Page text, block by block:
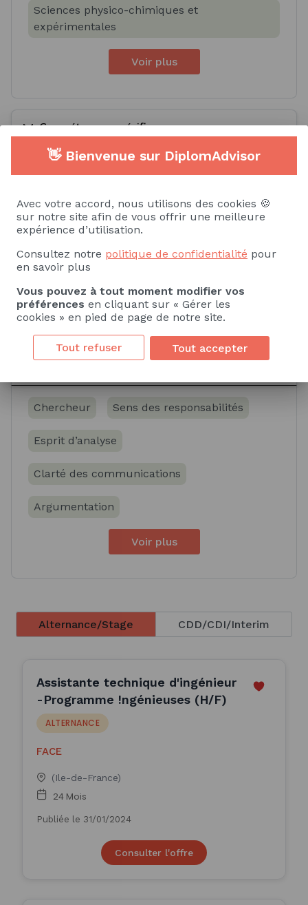
Sciences physico-chimiques et
expérimentales
Voir plus
Compétences spécifiques
Savoir-faire
Physiologie Toxicologie
Biologie moléculaire
Génétique
Voir plus
Chercheur Sens des responsabilités
Esprit d’analyse
Clarté des communications
Argumentation
Voir plus
Alternance/Stage CDD/CDI/Interim
Assistante technique d'ingénieur
-Programme !ngénieuses (H/F)
ALTERNANCE
FACE
(Ile-de-France)
24 Mois
Publiée le 31/01/2024
Consulter l'offre
👋 Bienvenue sur DiplomAdvisor
Avec votre accord, nous utilisons des cookies 🍪
sur notre site afin de vous offrir une meilleure
expérience d’utilisation.
Consultez notre politique de confidentialité pour
en savoir plus
Vous pouvez à tout moment modifier vos
préférences en cliquant sur « Gérer les
cookies » en pied de page de notre site.
Tout refuser Tout accepter